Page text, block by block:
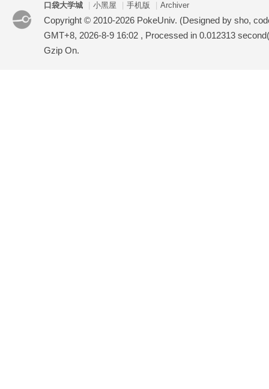
口袋大学城 小黑屋 手机版 Archiver
Copyright © 2010-2026 PokeUniv. (Designed by sho,
GMT+8, 2026-8-9 16:02 , Processed in 0.012313
Gzip On.